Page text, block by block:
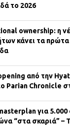
το 2026
ownership: η
κάνει τα
από την
Parian Chronicle
για
“στα σκαριά” –